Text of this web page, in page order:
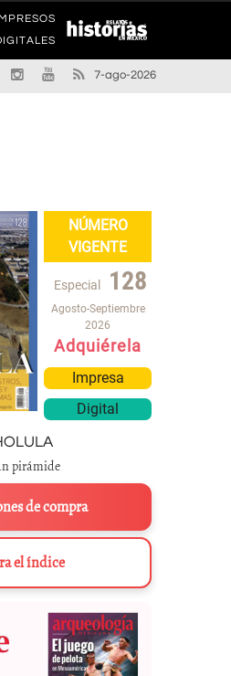
7-ago-2026
Celebraciones
NÚMERO
VIGENTE
Especial 128
Agosto-Septiembre
2026
Adquiérela
Impresa
Digital
pirámide
de compra
el índice